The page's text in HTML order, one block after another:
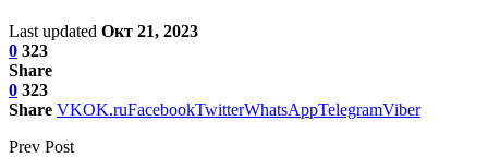
Last updated Окт 21, 2023
0 323
Share
0 323
Share VKOK.ruFacebookTwitterWhatsAppTelegramViber
Prev Post